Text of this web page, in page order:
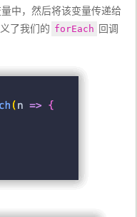
中，然后将该变量传递给
了我们的 forEach 回调